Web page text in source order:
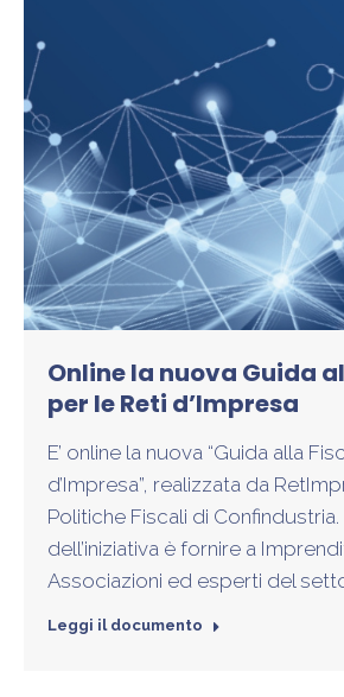
Online la nuova Guida
per le Reti d’Impresa
E’ online la nuova “Guida alla
d’Impresa”, realizzata da
Politiche Fiscali di Confindustria.
dell’iniziativa è fornire a
Associazioni ed esperti del
Leggi il documento